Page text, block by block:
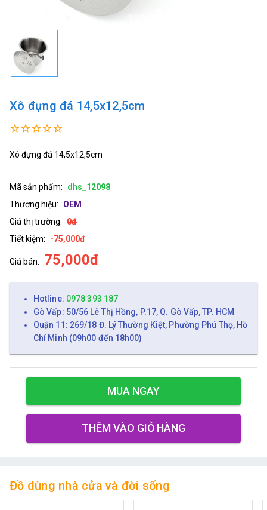
Xô đựng đá 14,5x12,5cm
Xô đựng đá 14,5x12,5cm
Mã sản phẩm:
dhs_12098
Thương hiệu:
OEM
Giá thị trường: 0đ
Tiết kiệm:
-75,000đ
Giá bán: 75,000đ
Hotline: 0978 393 187
Gò Vấp: 50/56 Lê Thị Hồng, P.17, Q. Gò Vấp, TP. HCM
Quận 11: 269/18 Đ. Lý Thường Kiệt, Phường Phú Thọ, Hồ
Chí Minh (09h00 đến 18h00)
MUA NGAY
THÊM VÀO GIỎ HÀNG
Đồ dùng nhà cửa và đời sống